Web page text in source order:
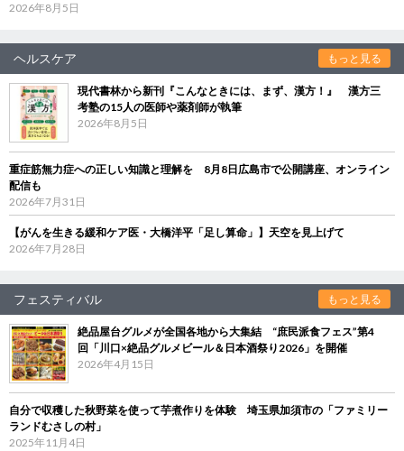
2026年8月5日
ヘルスケア もっと見る
現代書林から新刊『こんなときには、まず、漢方！』 漢方三
考塾の15人の医師や薬剤師が執筆
2026年8月5日
重症筋無力症への正しい知識と理解を 8月8日広島市で公開講座、オンライン
配信も
2026年7月31日
【がんを生きる緩和ケア医・大橋洋平「足し算命」】天空を見上げて
2026年7月28日
フェスティバル もっと見る
絶品屋台グルメが全国各地から大集結 “庶民派食フェス”第4
回「川口×絶品グルメビール＆日本酒祭り2026」を開催
2026年4月15日
自分で収穫した秋野菜を使って芋煮作りを体験 埼玉県加須市の「ファミリー
ランドむさしの村」
2025年11月4日